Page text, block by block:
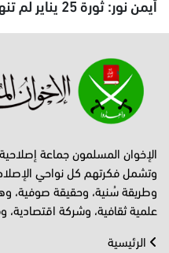
أيمن نور: ثورة 25 يناير لم تنهزم والتغيير قادم
الإخوان المسلمون جماعة
وتشمل فكرتهم كل نواحي
وطريقة سُنية، وحقيقة صوفية،
علمية ثقافية، وشركة اقتصادية،
الرئيسية